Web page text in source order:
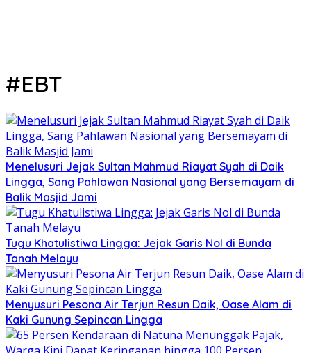
#EBT
Menelusuri Jejak Sultan Mahmud Riayat Syah di Daik
Lingga, Sang Pahlawan Nasional yang Bersemayam di
Balik Masjid Jami
Tugu Khatulistiwa Lingga: Jejak Garis Nol di Bunda
Tanah Melayu
Menyusuri Pesona Air Terjun Resun Daik, Oase Alam di
Kaki Gunung Sepincan Lingga